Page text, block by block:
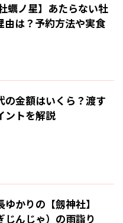
蠣ノ星】あたらない牡
由は？予約方法や実食
の金額はいくら？渡す
ントを解説
かりの【劔神社】
じんじゃ）の雨詣り